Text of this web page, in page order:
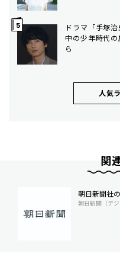
ドラマ「手塚
中の少年時代
ら
人気
関
朝日新聞社
朝日新聞（デジ